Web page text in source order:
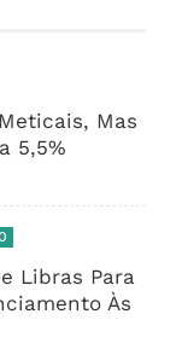
Mas
5,5%
Libras Para
Às